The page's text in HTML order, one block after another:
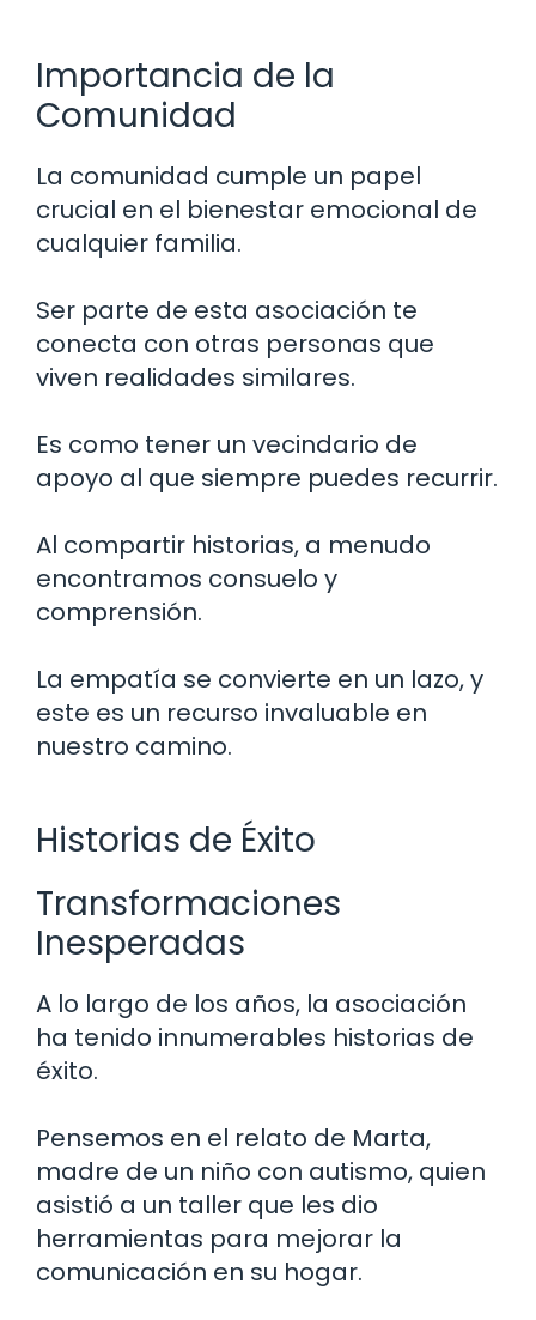
Importancia de la
Comunidad
La comunidad cumple un papel
crucial en el bienestar emocional de
cualquier familia.
Ser parte de esta asociación te
conecta con otras personas que
viven realidades similares.
Es como tener un vecindario de
apoyo al que siempre puedes recurrir.
Al compartir historias, a menudo
encontramos consuelo y
comprensión.
La empatía se convierte en un lazo, y
este es un recurso invaluable en
nuestro camino.
Historias de Éxito
Transformaciones
Inesperadas
A lo largo de los años, la asociación
ha tenido innumerables historias de
éxito.
Pensemos en el relato de Marta,
madre de un niño con autismo, quien
asistió a un taller que les dio
herramientas para mejorar la
comunicación en su hogar.